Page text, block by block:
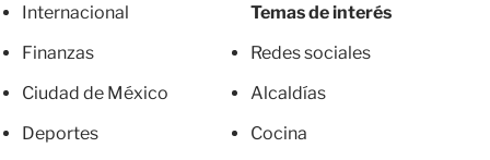
Internacional
Finanzas
Ciudad de México
Deportes
Temas de interés
Redes sociales
Alcaldías
Cocina